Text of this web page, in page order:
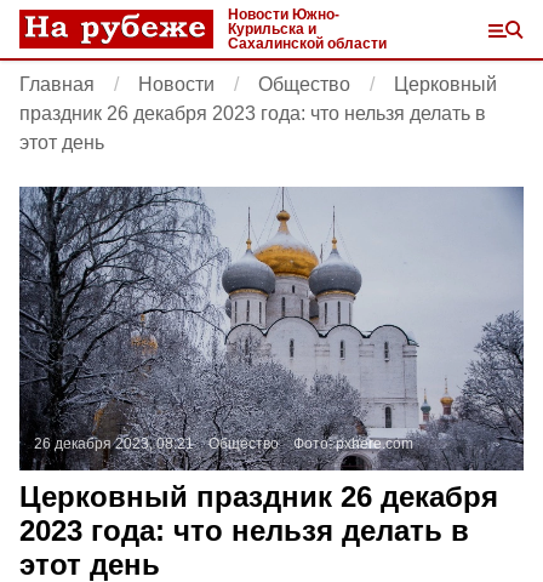
Новости Южно-
Курильска и
Сахалинской области
Главная Новости Общество
Церковный
праздник 26 декабря 2023 года: что нельзя делать в
этот день
26 декабря 2023, 08:21 Общество Фото:pxhere.com
Церковный праздник 26 декабря
2023 года: что нельзя делать в
этот день